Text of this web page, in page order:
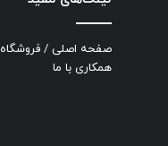
صفحه اصلی/ فروشگاه
همکاری با ما